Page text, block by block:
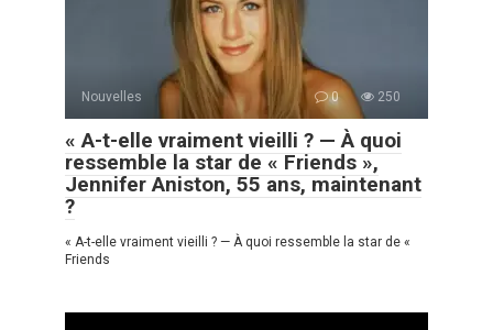
Nouvelles 0 250
« A-t-elle vraiment vieilli ? — À quoi
ressemble la star de « Friends »,
Jennifer Aniston, 55 ans, maintenant
?
« A-t-elle vraiment vieilli ? — À quoi ressemble la star de «
Friends